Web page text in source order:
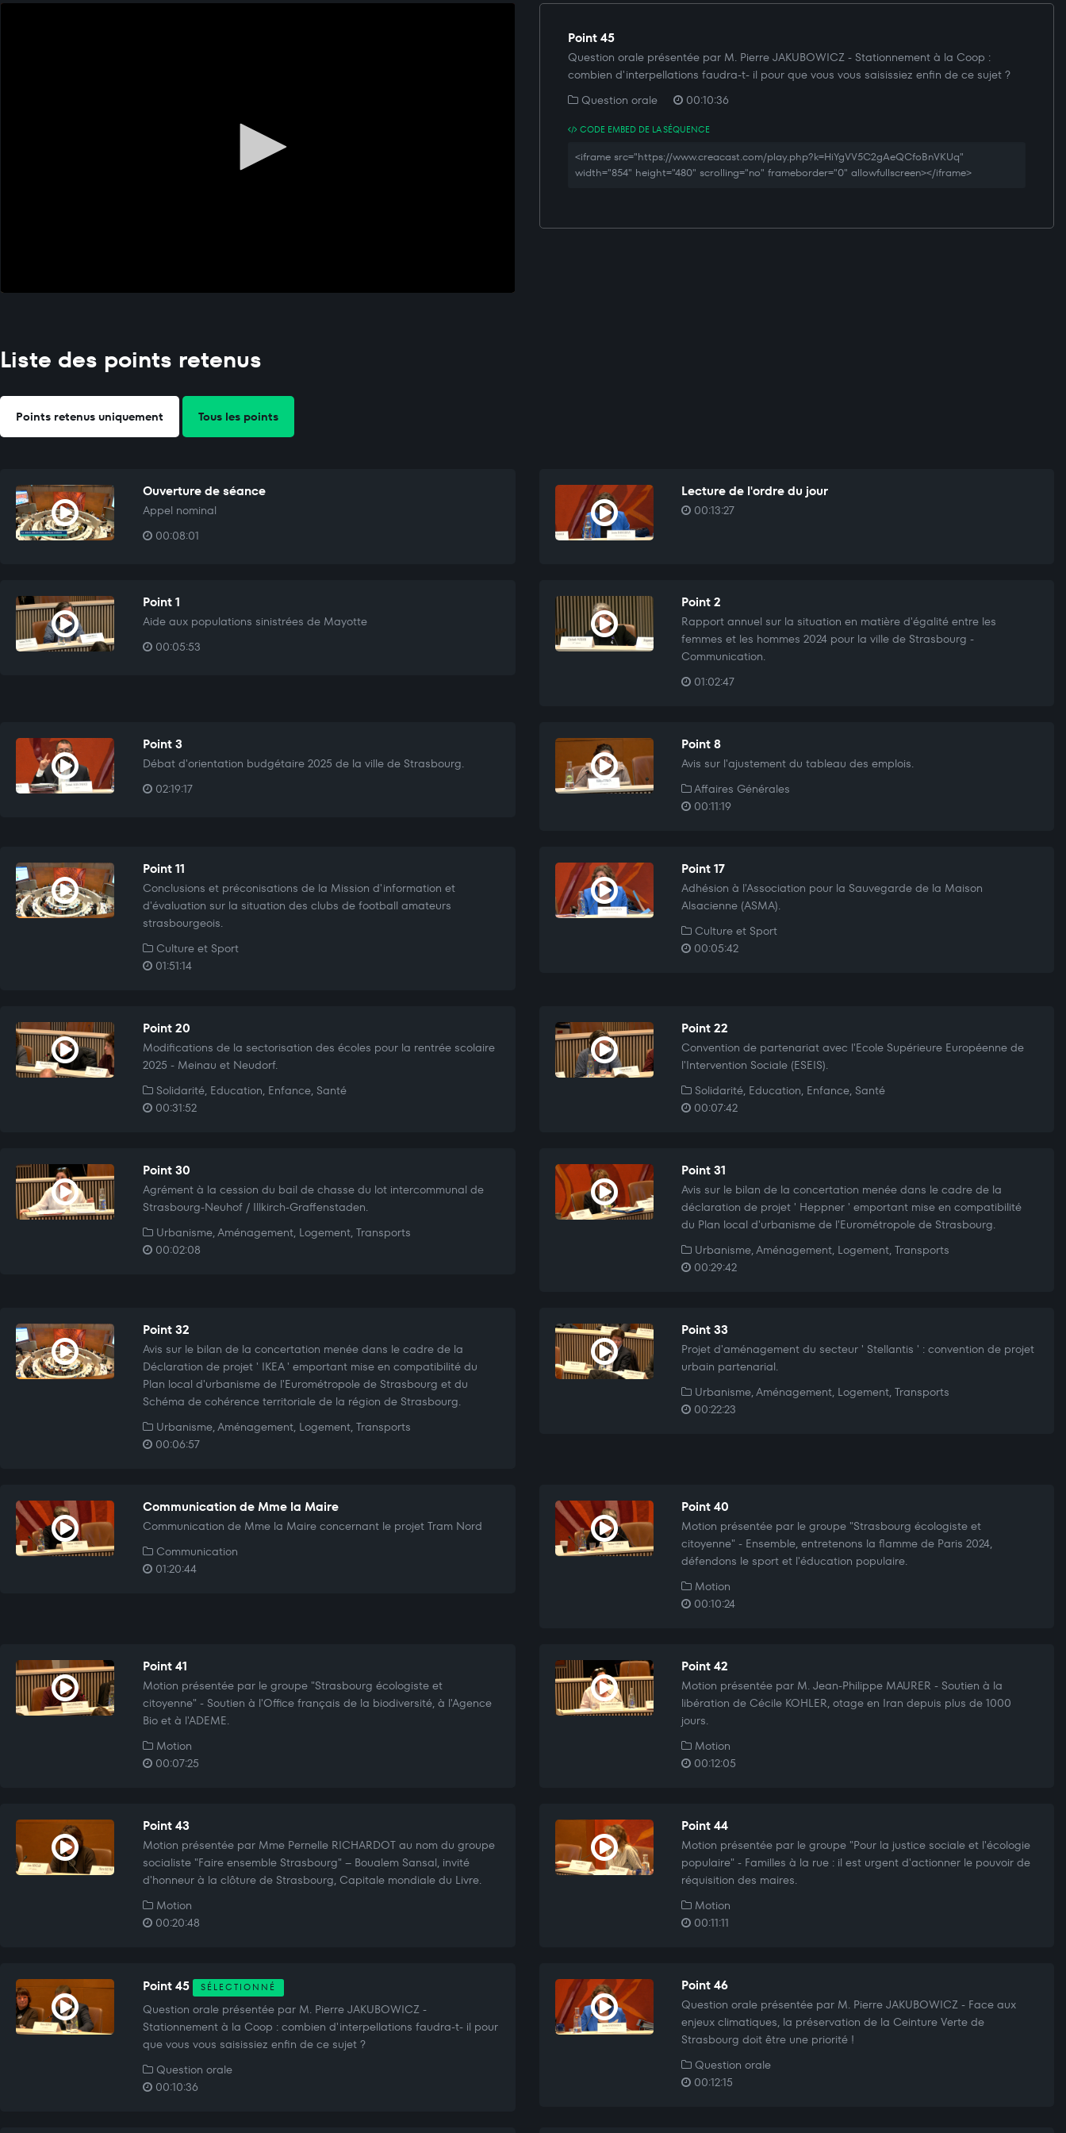
Point 45
Question orale présentée par M. Pierre JAKUBOWICZ - Stationnement à la Coop :
combien d'interpellations faudra-t- il pour que vous vous saisissiez enfin de ce sujet ?
Question orale
00:10:36
CODE EMBED DE LA SÉQUENCE
<iframe src="https://www.creacast.com/play.php?k=HiYgVV5C2gAeQCfoBnVKUq"
width="854" height="480" scrolling="no" frameborder="0" allowfullscreen></iframe>
Liste des points retenus
Points retenus uniquement Tous les points
Ouverture de séance
Appel nominal
00:08:01
Lecture de l'ordre du jour
00:13:27
Point 1
Aide aux populations sinistrées de Mayotte
00:05:53
Point 2
Rapport annuel sur la situation en matière d'égalité entre les
femmes et les hommes 2024 pour la ville de Strasbourg -
Communication.
01:02:47
Point 3
Débat d'orientation budgétaire 2025 de la ville de Strasbourg.
02:19:17
Point 8
Avis sur l'ajustement du tableau des emplois.
Affaires Générales
00:11:19
Point 11
Conclusions et préconisations de la Mission d'information et
d'évaluation sur la situation des clubs de football amateurs
strasbourgeois.
Culture et Sport
01:51:14
Point 17
Adhésion à l'Association pour la Sauvegarde de la Maison
Alsacienne (ASMA).
Culture et Sport
00:05:42
Point 20
Modifications de la sectorisation des écoles pour la rentrée scolaire
2025 - Meinau et Neudorf.
Solidarité, Education, Enfance, Santé
00:31:52
Point 22
Convention de partenariat avec l'Ecole Supérieure Européenne de
l'Intervention Sociale (ESEIS).
Solidarité, Education, Enfance, Santé
00:07:42
Point 30
Agrément à la cession du bail de chasse du lot intercommunal de
Strasbourg-Neuhof / Illkirch-Graffenstaden.
Urbanisme, Aménagement, Logement, Transports
00:02:08
Point 31
Avis sur le bilan de la concertation menée dans le cadre de la
déclaration de projet ' Heppner ' emportant mise en compatibilité
du Plan local d'urbanisme de l'Eurométropole de Strasbourg.
Urbanisme, Aménagement, Logement, Transports
00:29:42
Point 32
Avis sur le bilan de la concertation menée dans le cadre de la
Déclaration de projet ' IKEA ' emportant mise en compatibilité du
Plan local d'urbanisme de l'Eurométropole de Strasbourg et du
Schéma de cohérence territoriale de la région de Strasbourg.
Urbanisme, Aménagement, Logement, Transports
00:06:57
Point 33
Projet d'aménagement du secteur ' Stellantis ' : convention de projet
urbain partenarial.
Urbanisme, Aménagement, Logement, Transports
00:22:23
Communication de Mme la Maire
Communication de Mme la Maire concernant le projet Tram Nord
Communication
01:20:44
Point 40
Motion présentée par le groupe "Strasbourg écologiste et
citoyenne" - Ensemble, entretenons la flamme de Paris 2024,
défendons le sport et l'éducation populaire.
Motion
00:10:24
Point 41
Motion présentée par le groupe "Strasbourg écologiste et
citoyenne" - Soutien à l'Office français de la biodiversité, à l'Agence
Bio et à l'ADEME.
Motion
00:07:25
Point 42
Motion présentée par M. Jean-Philippe MAURER - Soutien à la
libération de Cécile KOHLER, otage en Iran depuis plus de 1000
jours.
Motion
00:12:05
Point 43
Motion présentée par Mme Pernelle RICHARDOT au nom du groupe
socialiste "Faire ensemble Strasbourg" – Boualem Sansal, invité
d'honneur à la clôture de Strasbourg, Capitale mondiale du Livre.
Motion
00:20:48
Point 44
Motion présentée par le groupe "Pour la justice sociale et l'écologie
populaire" - Familles à la rue : il est urgent d'actionner le pouvoir de
réquisition des maires.
Motion
00:11:11
Point 45 SÉLECTIONNÉ
Question orale présentée par M. Pierre JAKUBOWICZ -
Stationnement à la Coop : combien d'interpellations faudra-t- il pour
que vous vous saisissiez enfin de ce sujet ?
Question orale
00:10:36
Point 46
Question orale présentée par M. Pierre JAKUBOWICZ - Face aux
enjeux climatiques, la préservation de la Ceinture Verte de
Strasbourg doit être une priorité !
Question orale
00:12:15